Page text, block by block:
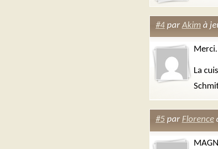
#4parAkim à
Merci.
La
#5 par Florence